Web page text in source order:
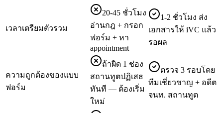
เวลาเตรียมตัวรวม
20-45 ชั่วโมง
อ่านกฎ + กรอก
ฟอร์ม + หา
appointment
1-2 ชั่วโมง ส่ง
เอกสารให้ iVC แล้ว
รอผล
ความถูกต้องของแบบ
ฟอร์ม
ถ้าผิด 1 ช่อง
สถานทูตปฏิเสธ
ทันที — ต้องเริ่ม
ใหม่
ตรวจ 3 รอบโดย
ทีมเชี่ยวชาญ + อดีต
จนท. สถานทูต